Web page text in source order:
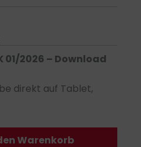
01/2026 – Download
direkt auf Tablet,
Warenkorb